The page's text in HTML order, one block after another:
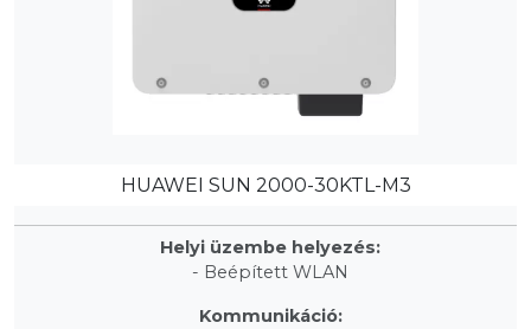
HUAWEI SUN 2000-30KTL-M3
Helyi üzembe helyezés:
- Beépített WLAN
Kommunikáció: